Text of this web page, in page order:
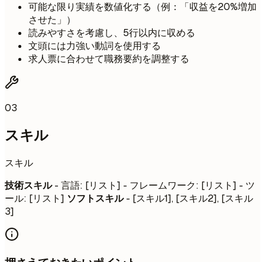
可能な限り実績を数値化する（例：「収益を20%増加
させた」）
読みやすさを考慮し、5行以内に収める
文頭には力強い動詞を使用する
求人票に合わせて職務要約を調整する
03
スキル
スキル
技術スキル- 言語: [リスト] - フレームワーク: [リスト] - ツ
ール: [リスト] ソフトスキル- [スキル1], [スキル2], [スキル
3]